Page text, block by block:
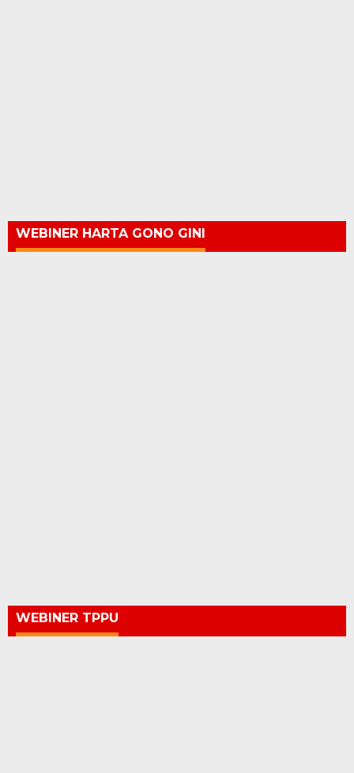
WEBINER HARTA GONO GINI
WEBINER TPPU